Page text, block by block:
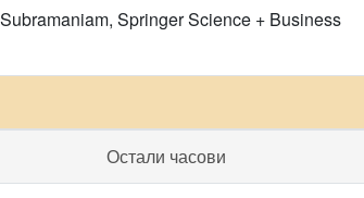
Springer Science + Business
Остали часови